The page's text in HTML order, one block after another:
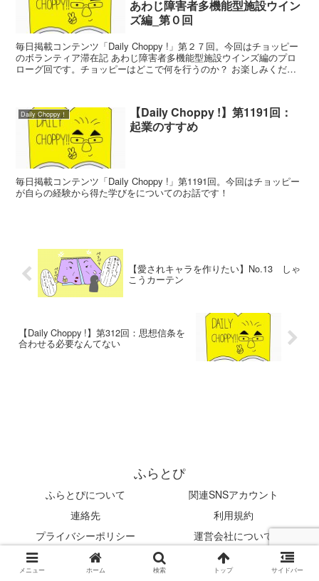
あわじ障害者多機能型施設ウイン
ズ編_第０回
毎日掲載コンテンツ「Daily Choppy !」第２７回。今回はチョッピー
のボランティア滞在記 あわじ障害者多機能型施設ウインズ編のプロ
ローグ回です。チョッピーはどこで何を行うのか？ お楽しみくださ
Daily Choppy！
【Daily Choppy !】第1191回：
起業のすすめ
毎日掲載コンテンツ「Daily Choppy !」第1191回。今回はチョッピー
が自らの経験から得た学びをについてのお話です！
【愛されキャラを作りたい】No.13 しゃ
こうカーテン
【Daily Choppy !】第312回：思想信条を
合わせる必要なんてない
ふらとぴ
ふらとぴについて
関連SNSアカウント
連絡先
利用規約
プライバシーポリシー
運営会社について
© 2019 ふらとぴ.
メニュー ホーム 検索 トップ サイドバー